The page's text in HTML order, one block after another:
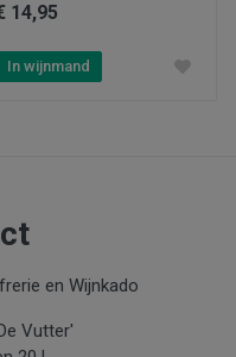
14,95
In wijnmand
en Wijnkado
Vutter'